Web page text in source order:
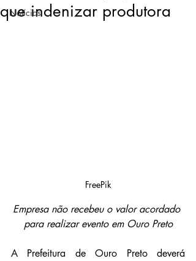
Notícias
que indenizar produtora
FreePik
Empresa não recebeu o valor acordado
para realizar evento em Ouro Preto
A Prefeitura de Ouro Preto deverá